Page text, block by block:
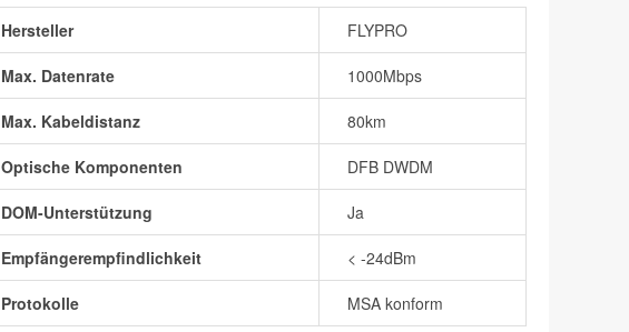
Hersteller FLYPRO
Max. Datenrate 1000Mbps
Max. Kabeldistanz 80km
Optische Komponenten DFB DWDM
DOM-Unterstützung Ja
Empfängerempfindlichkeit < -24dBm
Protokolle MSA konform